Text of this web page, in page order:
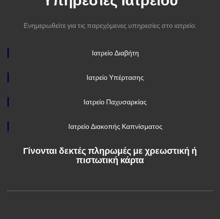
Ενημερωθείτε για τις παρεχόμενες υπηρεσίες στο ιατρείο:
Ιατρείο Διαβήτη
Ιατρείο Υπέρτασης
Ιατρείο Παχυσαρκίας
Ιατρείο Διακοπής Καπνίσματος
Γίνονται δεκτές πληρωμές με χρεωστική ή
πιστωτική κάρτα